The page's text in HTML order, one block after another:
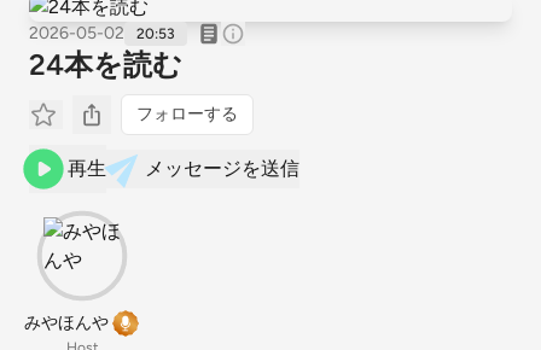
2026-05-02 20:53
24本を読む
フォローする
再生 メッセージを送信
みやほんや